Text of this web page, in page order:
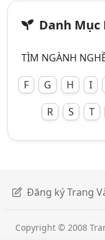
Danh Mục
TÌM NGÀNH
F
G H I
R
S T
Đăng ký Trang
Copyright © 2008